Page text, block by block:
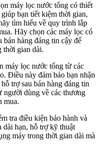
máy lọc nước tổng có thiết
bạn tiết kiệm thời gian,
tìm hiểu về quy trình lắp
Hãy chọn các máy lọc có
bán hàng đáng tin cậy để
thời gian dài.
máy lọc nước tổng từ các
Điều này đảm bảo bạn nhận
trợ sau bán hàng đáng tin
người dùng về các thương
mua.
tra điều kiện bảo hành và
dài hạn, hỗ trợ kỹ thuật
máy trong thời gian dài mà